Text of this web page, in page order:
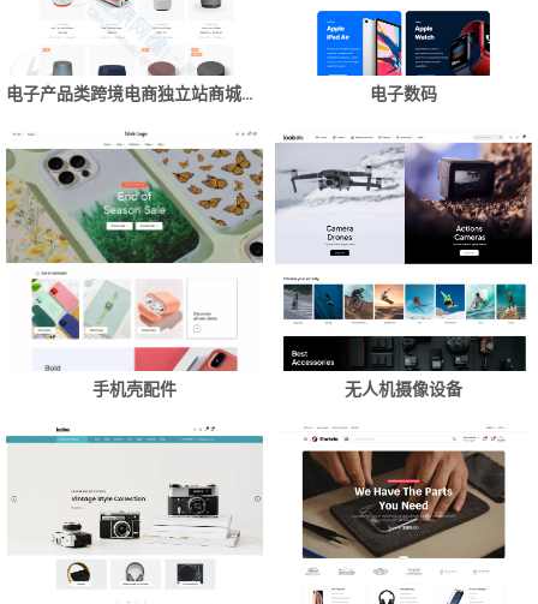
电子产品类跨境电商独立站商城网站建设制作 电子数码
手机壳配件 无人机摄像设备